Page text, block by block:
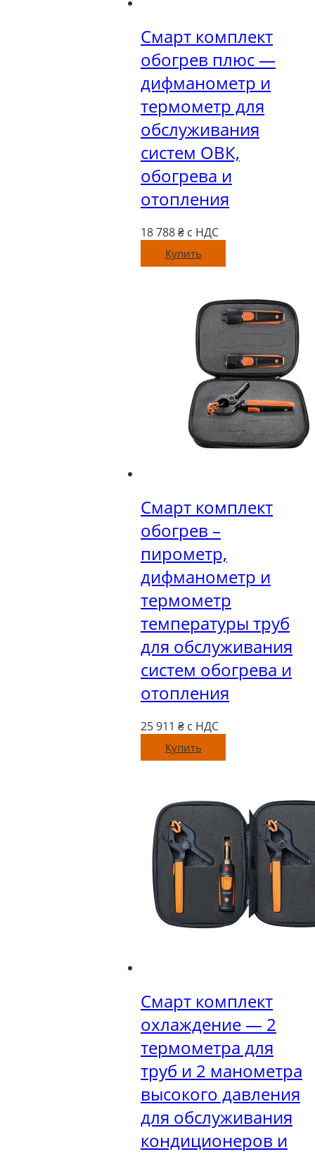
Смарт комплект
обогрев плюс —
дифманометр и
термометр для
обслуживания
систем ОВК,
обогрева и
отопления
18 788₴ с НДС
Купить
Смарт комплект
обогрев –
пирометр,
дифманометр и
термометр
температуры труб
для обслуживания
систем обогрева и
отопления
25 911 ₴ с НДС
Купить
Смарт комплект
охлаждение — 2
термометра для
труб и 2 манометра
высокого давления
для обслуживания
кондиционеров и